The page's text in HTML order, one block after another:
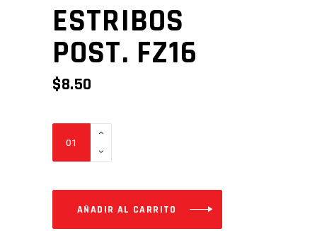
ESTRIBOS
POST. FZ16
$8.50
ESTRIBOS
Cantidad
AÑADIR AL CARRITO